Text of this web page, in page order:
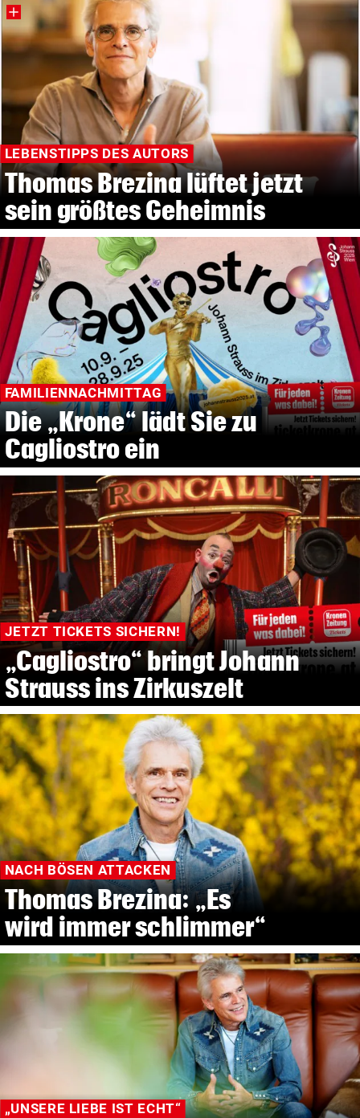
LEBENSTIPPS DES AUTORS
Thomas Brezina lüftet jetzt
sein größtes Geheimnis
FAMILIENNACHMITTAG
Die „Krone“ lädt Sie zu
Cagliostro ein
JETZT TICKETS SICHERN!
„Cagliostro“ bringt Johann
Strauss ins Zirkuszelt
NACH BÖSEN ATTACKEN
Thomas Brezina: „Es
wird immer schlimmer“
„UNSERE LIEBE IST ECHT“